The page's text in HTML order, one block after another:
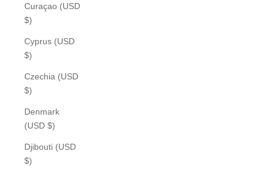
Curaçao (USD
$)
Cyprus (USD
$)
Czechia (USD
$)
Denmark
(USD $)
Djibouti (USD
$)